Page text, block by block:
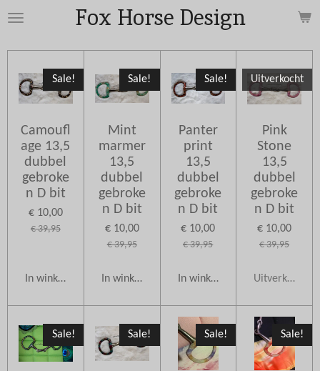
Ga
naar
hoofdinhoud
Fox Horse Design
Sale!
Camoufl
age 13,5
dubbel
gebroke
n D bit
€ 10,00
€ 39,95
In winkelwagen
Sale!
Mint
marmer
13,5
dubbel
gebroke
n D bit
€ 10,00
€ 39,95
In winkelwagen
Sale!
Panter
print
13,5
dubbel
gebroke
n D bit
€ 10,00
€ 39,95
In winkelwagen
Uitverkocht
Pink
Stone
13,5
dubbel
gebroke
n D bit
€ 10,00
€ 39,95
Uitverkocht
Sale! Sale! Sale! Sale!